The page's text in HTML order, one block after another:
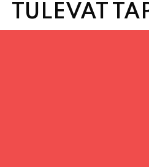
TULEVAT